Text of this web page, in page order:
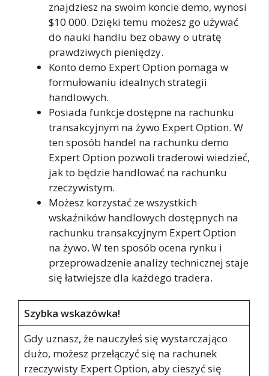
znajdziesz na swoim koncie demo, wynosi
$10 000. Dzięki temu możesz go używać
do nauki handlu bez obawy o utratę
prawdziwych pieniędzy.
Konto demo Expert Option pomaga w
formułowaniu idealnych strategii
handlowych.
Posiada funkcje dostępne na rachunku
transakcyjnym na żywo Expert Option. W
ten sposób handel na rachunku demo
Expert Option pozwoli traderowi wiedzieć,
jak to będzie handlować na rachunku
rzeczywistym.
Możesz korzystać ze wszystkich
wskaźników handlowych dostępnych na
rachunku transakcyjnym Expert Option
na żywo. W ten sposób ocena rynku i
przeprowadzenie analizy technicznej staje
się łatwiejsze dla każdego tradera.
Szybka wskazówka!
Gdy uznasz, że nauczyłeś się wystarczająco
dużo, możesz przełączyć się na rachunek
rzeczywisty Expert Option, aby cieszyć się